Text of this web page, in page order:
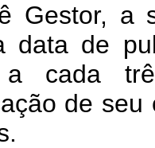
Gestor, a
data de
a cada
de